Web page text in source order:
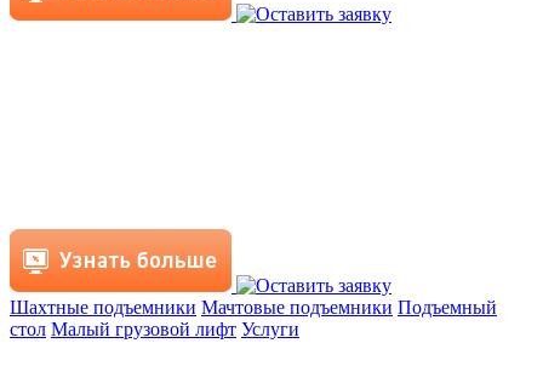
Шахтные подъемники Мачтовые подъемники Подъемный
стол Малый грузовой лифт Услуги